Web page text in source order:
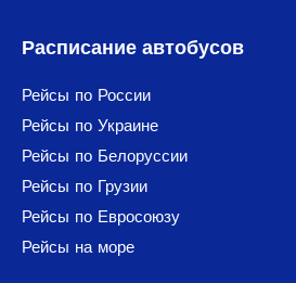
Расписание автобусов
Рейсы по России
Рейсы по Украине
Рейсы по Белоруссии
Рейсы по Грузии
Рейсы по Евросоюзу
Рейсы на море